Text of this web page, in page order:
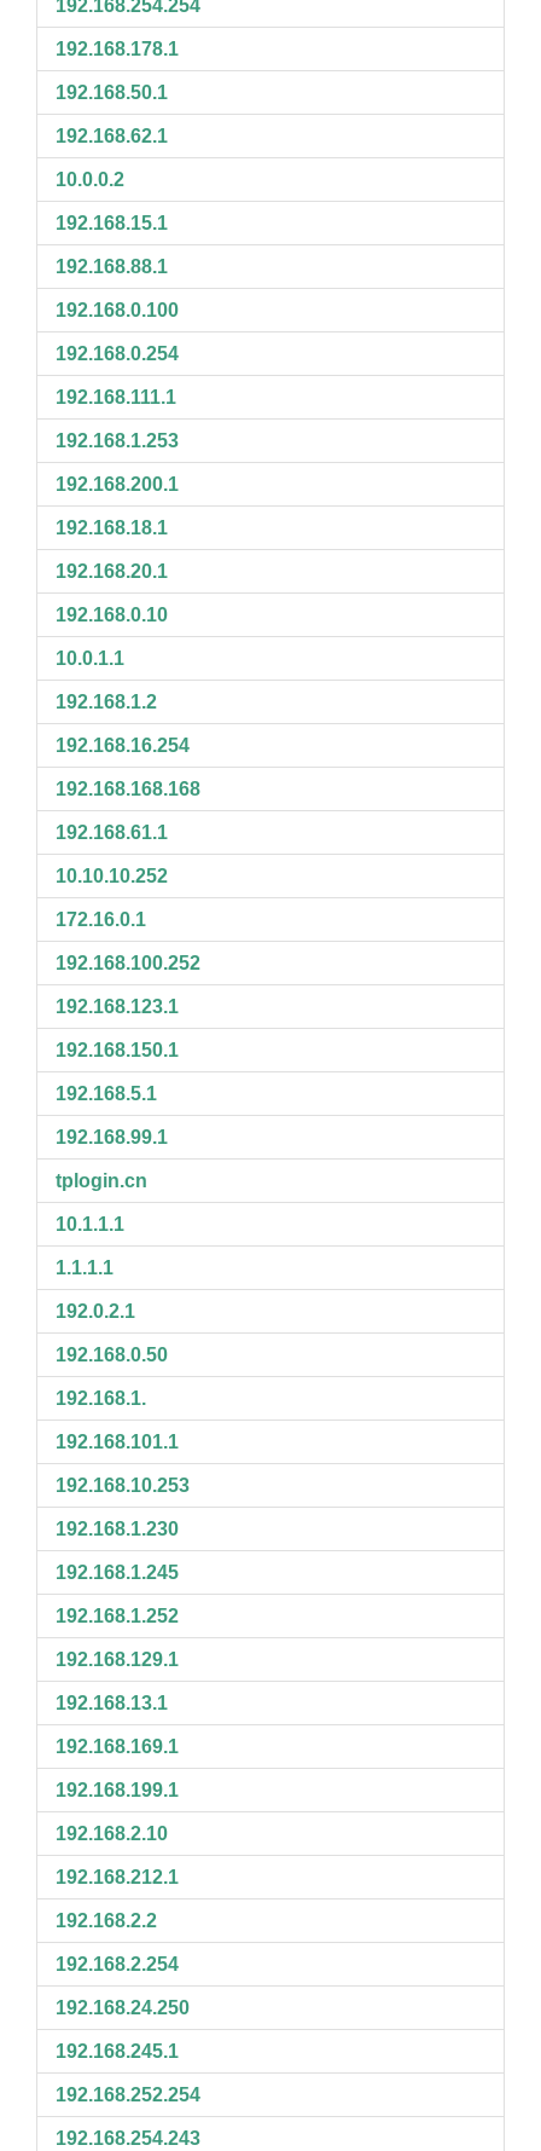
192.168.254.254
192.168.178.1
192.168.50.1
192.168.62.1
10.0.0.2
192.168.15.1
192.168.88.1
192.168.0.100
192.168.0.254
192.168.111.1
192.168.1.253
192.168.200.1
192.168.18.1
192.168.20.1
192.168.0.10
10.0.1.1
192.168.1.2
192.168.16.254
192.168.168.168
192.168.61.1
10.10.10.252
172.16.0.1
192.168.100.252
192.168.123.1
192.168.150.1
192.168.5.1
192.168.99.1
tplogin.cn
10.1.1.1
1.1.1.1
192.0.2.1
192.168.0.50
192.168.1.
192.168.101.1
192.168.10.253
192.168.1.230
192.168.1.245
192.168.1.252
192.168.129.1
192.168.13.1
192.168.169.1
192.168.199.1
192.168.2.10
192.168.212.1
192.168.2.2
192.168.2.254
192.168.24.250
192.168.245.1
192.168.252.254
192.168.254.243